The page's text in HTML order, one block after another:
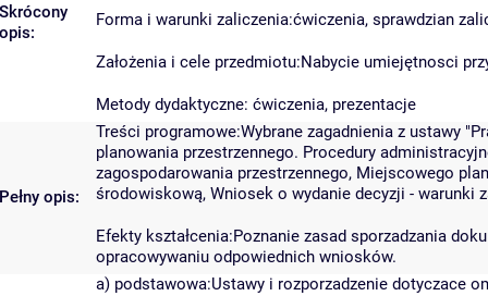
Skrócony
opis:
Forma i warunki zaliczenia:ćwiczenia, sprawdzian
Założenia i cele przedmiotu:Nabycie umiejętnosci
Metody dydaktyczne: ćwiczenia, prezentacje
Pełny opis:
Treści programowe:Wybrane zagadnienia z ustawy
planowania przestrzennego. Procedury
zagospodarowania przestrzennego, Miejscowego
środowiskową, Wniosek o wydanie decyzji - warunki
Efekty kształcenia:Poznanie zasad sporzadzania
opracowywaniu odpowiednich wniosków.
a) podstawowa:Ustawy i rozporzadzenie dotyczace